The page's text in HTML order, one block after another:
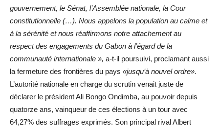
gouvernement, le Sénat, l’Assemblée nationale, la Cour
constitutionnelle (…). Nous appelons la population au calme et
à la sérénité et nous réaffirmons notre attachement au
respect des engagements du Gabon à l’égard de la
communauté internationale », a-t-il poursuivi, proclamant aussi
la fermeture des frontières du pays «jusqu’à nouvel ordre».
L’autorité nationale en charge du scrutin venait juste de
déclarer le président Ali Bongo Ondimba, au pouvoir depuis
quatorze ans, vainqueur de ces élections à un tour avec
64,27% des suffrages exprimés. Son principal rival Albert